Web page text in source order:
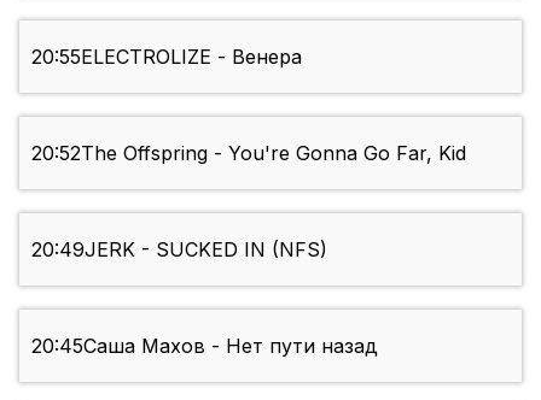
20:55ELECTROLIZE - Венера
20:52The Offspring - You're Gonna Go Far, Kid
20:49JERK - SUCKED IN (NFS)
20:45Саша Махов - Нет пути назад